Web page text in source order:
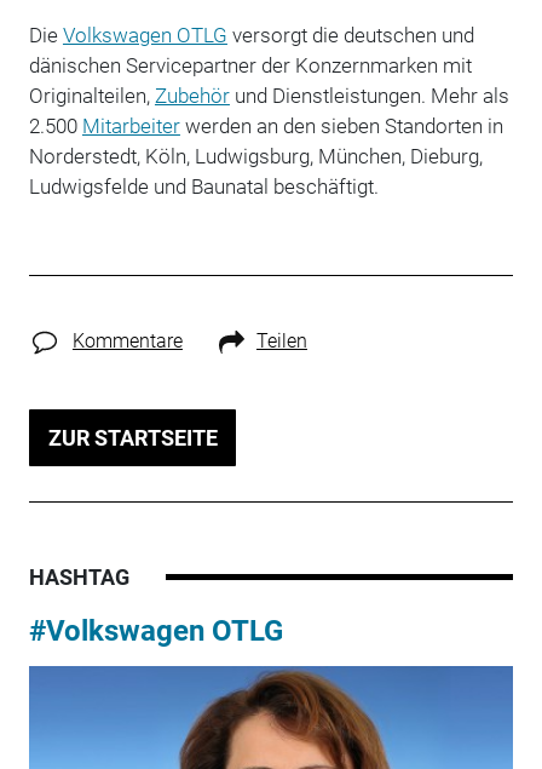
Die Volkswagen OTLG versorgt die deutschen und
dänischen Servicepartner der Konzernmarken mit
Originalteilen, Zubehörund Dienstleistungen. Mehr als
2.500 Mitarbeiterwerden an den sieben Standorten in
Norderstedt, Köln, Ludwigsburg, München, Dieburg,
Ludwigsfelde und Baunatal beschäftigt.
Kommentare Teilen
ZUR STARTSEITE
HASHTAG
#Volkswagen OTLG